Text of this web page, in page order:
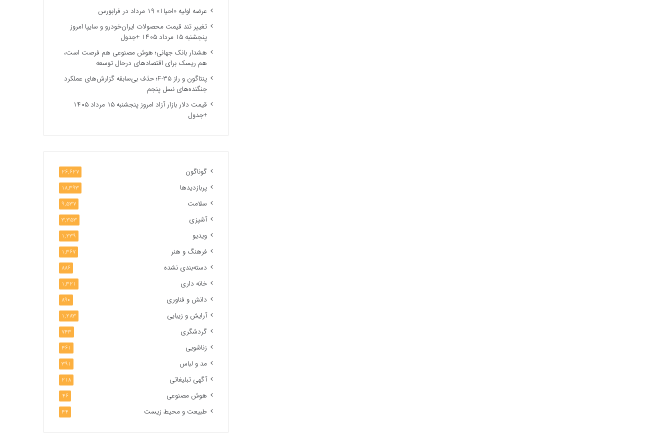
عرضه اولیه «احیا۱» ۱۹ مرداد در فرابورس
تغییر تند قیمت محصولات ایران‌خودرو و سایپا امروز
پنجشنبه ۱۵ مرداد ۱۴۰۵ +جدول
هشدار بانک جهانی؛ هوش مصنوعی هم فرصت است،
هم ریسک برای اقتصادهای درحال توسعه
پنتاگون و راز F-35؛ حذف بی‌سابقه گزارش‌های عملکرد
جنگنده‌های نسل پنجم
قیمت دلار بازار آزاد امروز پنجشنبه ۱۵ مرداد ۱۴۰۵
+جدول
گوناگون 26,627
پربازدیدها 18,393
سلامت 9,537
آشپزی 3,353
ویدیو 1,239
فرهنگ و هنر 1,367
دسته‌بندی نشده 886
خانه داری 1,321
دانش و فناوری 890
آرایش و زیبایی 1,283
گردشگری 743
زناشویی 461
مد و لباس 391
آگهی تبلیغاتی 218
هوش مصنوعی 46
طبیعت و محیط زیست 44